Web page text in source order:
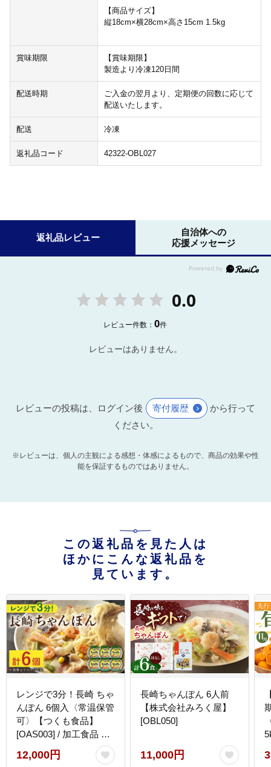
【商品サイズ】
縦18cm×横28cm×高さ15cm 1.5kg
賞味期限
【賞味期限】
製造より冷凍120日間
配送時期
ご入金の翌月より、定期便の回数に応じて
配送いたします。
配送 冷凍
返礼品コード 42322-OBL027
返礼品レビュー
自治体への
応援メッセージ
0.0
レビュー件数：0件
レビューはありません。
レビューの投稿は、ログイン後 寄付履歴
から行って
ください。
※レビューは、個人の主観による感想・体感によるもので、商品の効果や性
能を保証するものではありません。
この返礼品を見た人は
ほかにこんな返礼品を
見ています。
レンジで3分！長崎 ちゃ
んぽん 6個入〈常温保管
可〉【つくも食品】
[OAS003] / 加工食品 レ
トルト 具材あり チャン
ポン ちゃんぽん
12,000円
長崎ちゃんぽん 6人前
【株式会社みろく屋】
[OBL050]
11,000円